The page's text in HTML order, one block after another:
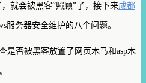
就会被黑客“照顾”了，接下来成都
服务器安全维护的八个问题。
否被黑客放置了网页木马和asp木